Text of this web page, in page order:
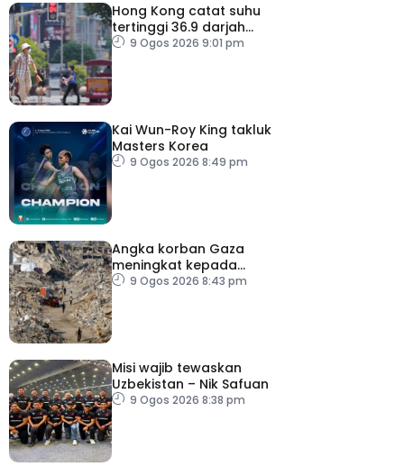
Hong Kong catat suhu
tertinggi 36.9 darjah
celsius
9 Ogos 2026 9:01 pm
Kai Wun-Roy King takluk
Masters Korea
9 Ogos 2026 8:49 pm
Angka korban Gaza
meningkat kepada
73,386 orang
9 Ogos 2026 8:43 pm
Misi wajib tewaskan
Uzbekistan – Nik Safuan
9 Ogos 2026 8:38 pm